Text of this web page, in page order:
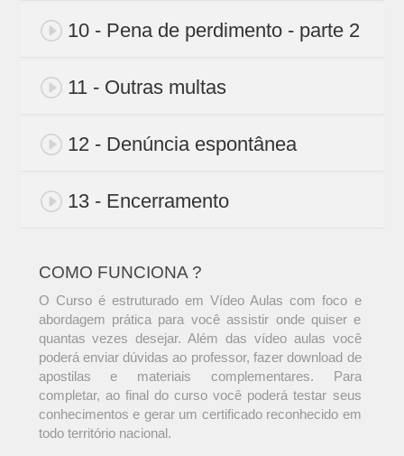
10 - Pena de perdimento - parte 2
11 - Outras multas
12 - Denúncia espontânea
13 - Encerramento
COMO FUNCIONA ?
O Curso é estruturado em Vídeo Aulas com foco e
abordagem prática para você assistir onde quiser e
quantas vezes desejar. Além das vídeo aulas você
poderá enviar dúvidas ao professor, fazer download de
apostilas e materiais complementares. Para
completar, ao final do curso você poderá testar seus
conhecimentos e gerar um certificado reconhecido em
todo território nacional.